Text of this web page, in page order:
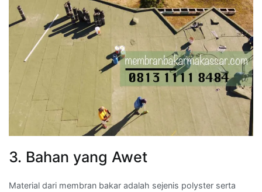
3. Bahan yang Awet
Material dari membran bakar adalah sejenis polyster serta